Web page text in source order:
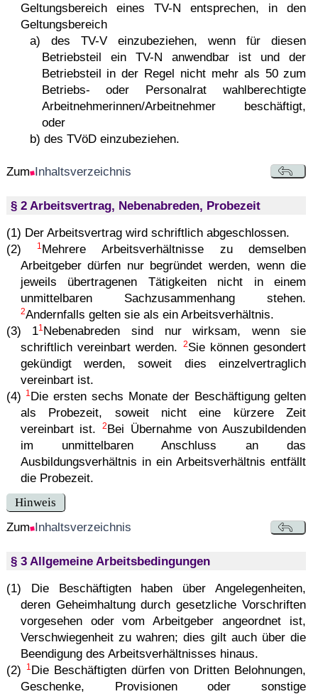
Geltungsbereich eines TV-N entsprechen, in den
Geltungsbereich
a) des TV-V einzubeziehen, wenn für diesen
Betriebsteil ein TV-N anwendbar ist und der
Betriebsteil in der Regel nicht mehr als 50 zum
Betriebs- oder Personalrat wahlberechtigte
Arbeitnehmerinnen/Arbeitnehmer beschäftigt,
oder
b) des TVöD einzubeziehen.
Zum Inhaltsverzeichnis
§ 2 Arbeitsvertrag, Nebenabreden, Probezeit
(1) Der Arbeitsvertrag wird schriftlich abgeschlossen.
(2)
1 Mehrere Arbeitsverhältnisse zu demselben
Arbeitgeber dürfen nur begründet werden, wenn die
jeweils übertragenen Tätigkeiten nicht in einem
unmittelbaren Sachzusammenhang stehen.
2Andernfalls gelten sie als ein Arbeitsverhältnis.
(3) 11 Nebenabreden sind nur wirksam, wenn sie
schriftlich vereinbart werden.
2Sie können gesondert
gekündigt werden, soweit dies einzelvertraglich
vereinbart ist.
(4)
1 Die ersten sechs Monate der Beschäftigung gelten
als Probezeit, soweit nicht eine kürzere Zeit
vereinbart ist.2Bei Übernahme von Auszubildenden
im unmittelbaren Anschluss an das
Ausbildungsverhältnis in ein Arbeitsverhältnis entfällt
die Probezeit.
Hinweis
Zum Inhaltsverzeichnis
§ 3 Allgemeine Arbeitsbedingungen
(1) Die Beschäftigten haben über Angelegenheiten,
deren Geheimhaltung durch gesetzliche Vorschriften
vorgesehen oder vom Arbeitgeber angeordnet ist,
Verschwiegenheit zu wahren; dies gilt auch über die
Beendigung des Arbeitsverhältnisses hinaus.
(2)
1 Die Beschäftigten dürfen von Dritten Belohnungen,
Geschenke, Provisionen oder sonstige